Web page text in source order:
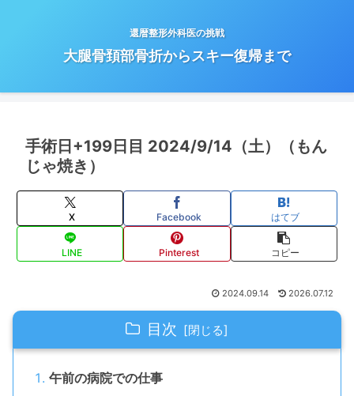
還暦整形外科医の挑戦
大腿骨頚部骨折からスキー復帰まで
手術日+199日目 2024/9/14（土）（もん
じゃ焼き）
X Facebook はてブ
LINE Pinterest コピー
2024.09.14 2026.07.12
目次
午前の病院での仕事